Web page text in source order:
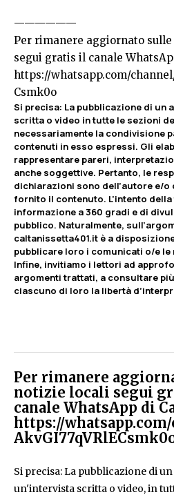
——————
Per rimanere aggiornato
segui gratis il canale
https://whatsapp.com/
Csmk0o
Si precisa: La pubblicazione di un
scritta o video in tutte le sezioni
necessariamente la condivisione
contenuti in esso espressi. Gli
rappresentare pareri,
anche soggettive. Pertanto, le
dichiarazioni sono dell’autore e/o
fornito il contenuto. L’intento
informazione a 360 gradi e di
pubblico. Naturalmente,
caltanissetta401.it è a
pubblicare loro i comunicati o/e le
Infine, invitiamo i lettori ad
argomenti trattati, a consultare
ciascuno di loro la libertà
Per rimanere
notizie locali segui
canale WhatsApp di
https://
Si precisa: La pubblicazione di
un'intervista scritta o video, in